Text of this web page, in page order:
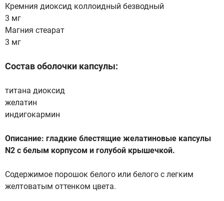
Кремния диоксид коллоидный безводный
3 мг
Магния стеарат
3 мг
Состав оболочки капсулы:
титана диоксид
желатин
индигокармин
Описание: гладкие блестящие желатиновые капсулы
N2 с белым корпусом и голубой крышечкой.
Содержимое порошок белого или белого с легким
желтоватым оттенком цвета.